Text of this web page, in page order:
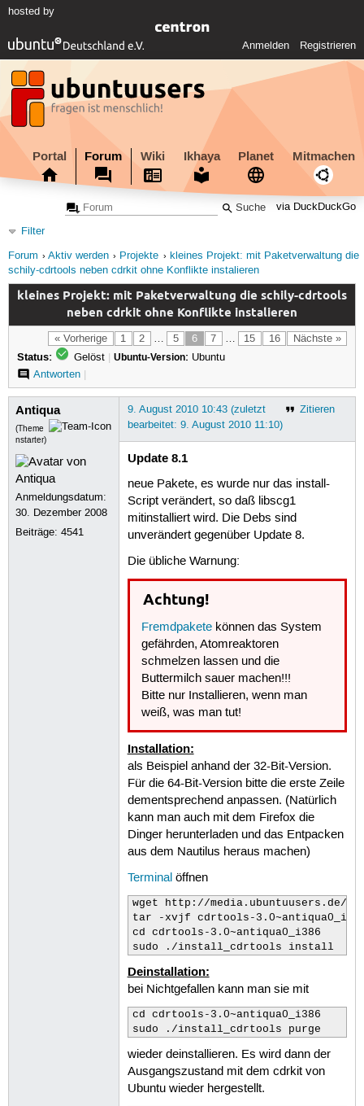
hosted by
Anmelden Registrieren
Portal Forum Wiki Ikhaya Planet Mitmachen
via DuckDuckGo
Filter
Forum
Aktiv werden Projekte
kleines Projekt: mit Paketverwaltung die
schily-cdrtools neben cdrkit ohne Konflikte instalieren
kleines Projekt: mit Paketverwaltung die schily-cdrtools
neben cdrkit ohne Konflikte instalieren
« Vorherige 1 2 … 5 6 7 … 15 16 Nächste »
Status: Gelöst | Ubuntu-Version: Ubuntu
Antworten|
Antiqua
(Theme
nstarter)
Anmeldungsdatum:
30. Dezember 2008
Beiträge:4541
Zitieren
9. August 2010 10:43 (zuletzt
bearbeitet: 9. August 2010 11:10)
Update 8.1
neue Pakete, es wurde nur das install-
Script verändert, so daß libscg1
mitinstalliert wird. Die Debs sind
unverändert gegenüber Update 8.
Die übliche Warnung:
Achtung!
Fremdpakete können das System
gefährden, Atomreaktoren
schmelzen lassen und die
Buttermilch sauer machen!!!
Bitte nur Installieren, wenn man
weiß, was man tut!
Installation:
als Beispiel anhand der 32-Bit-Version.
Für die 64-Bit-Version bitte die erste Zeile
dementsprechend anpassen. (Natürlich
kann man auch mit dem Firefox die
Dinger herunterladen und das Entpacken
aus dem Nautilus heraus machen)
Terminal öffnen
wget http://media.ubuntuusers.de/
tar -xvjf cdrtools-
cd cdrtools-
sudo ./install_cdrtools
Deinstallation:
bei Nichtgefallen kann man sie mit
cd cdrtools-3.0~antiqua0_i386
sudo ./install_cdrtools purge
wieder deinstallieren. Es wird dann der
Ausgangszustand mit dem cdrkit von
Ubuntu wieder hergestellt.